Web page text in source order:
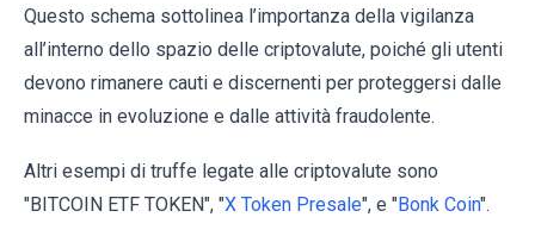
Questo schema sottolinea l’importanza della vigilanza
all’interno dello spazio delle criptovalute, poiché gli utenti
devono rimanere cauti e discernenti per proteggersi dalle
minacce in evoluzione e dalle attività fraudolente.
Altri esempi di truffe legate alle criptovalute sono
"BITCOIN ETF TOKEN", "X Token Presale", e "Bonk Coin".